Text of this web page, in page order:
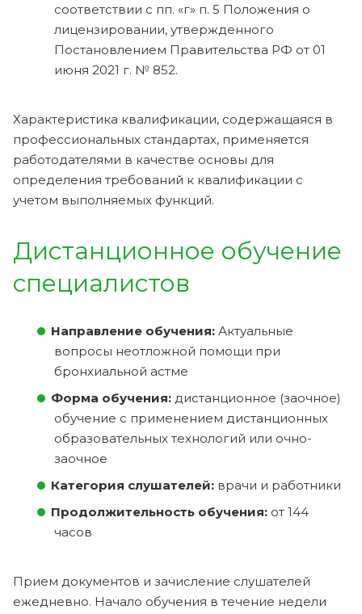
соответствии с пп. «г» п. 5 Положения о
лицензировании, утвержденного
Постановлением Правительства РФ от 01
июня 2021 г. № 852.
Характеристика квалификации, содержащаяся в
профессиональных стандартах, применяется
работодателями в качестве основы для
определения требований к квалификации с
учетом выполняемых функций.
Дистанционное обучение
специалистов
Направление обучения: Актуальные
вопросы неотложной помощи при
бронхиальной астме
Форма обучения: дистанционное (заочное)
обучение с применением дистанционных
образовательных технологий или очно-
заочное
Категория слушателей: врачи и работники
Продолжительность обучения: от 144
часов
Прием документов и зачисление слушателей
ежедневно. Начало обучения в течение недели